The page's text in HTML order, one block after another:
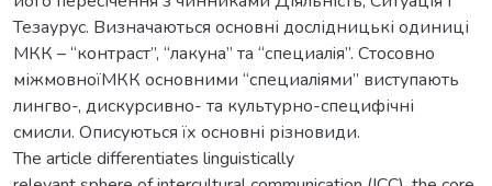
Тезаурус. Визначаються основні дослідницькі одиниці
МКК – “контраст”, “лакуна” та “специалiя”. Стосовно
міжмовноїМКК основними “специалiями” виступають
лингво-, дискурсивно- та культурно-специфічні
смисли. Описуються їх основні різновиди.
The article differentiates linguistically